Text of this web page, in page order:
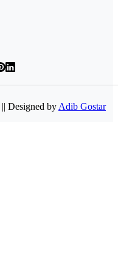
|| Designed byAdib Gostar